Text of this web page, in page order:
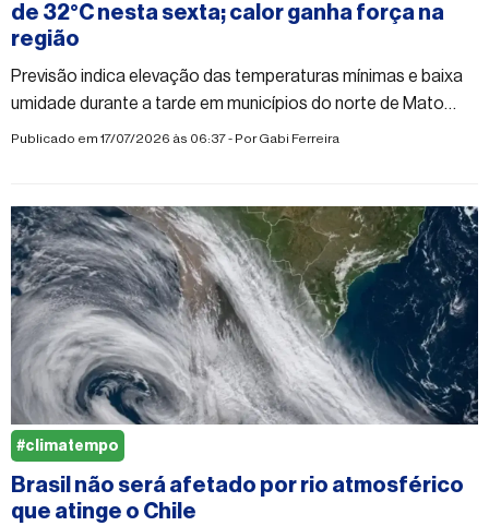
de 32°C nesta sexta; calor ganha força na
região
Previsão indica elevação das temperaturas mínimas e baixa
umidade durante a tarde em municípios do norte de Mato
Grosso do Sul
Publicado em 17/07/2026 às 06:37 - PorGabi Ferreira
Brasil não será afetado por rio atmosférico
que atinge o Chile
#climatempo